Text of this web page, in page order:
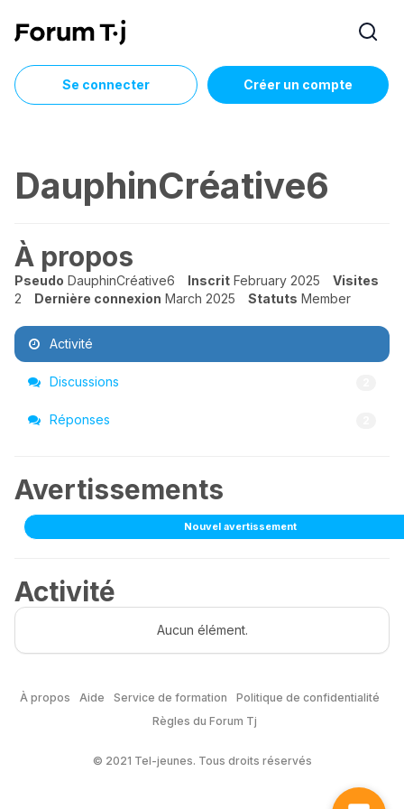
Se connecter Créer un compte
DauphinCréative6
À propos
Pseudo DauphinCréative6 Inscrit February 2025
Visites
2
Dernière connexion March 2025 Statuts Member
Activité
Discussions
Réponses
Avertissements
Nouvel avertissement
Activité
Aucun élément.
À propos Aide Service de formation
Politique de confidentialité
Règles du Forum Tj
© 2021 Tel-jeunes. Tous droits réservés